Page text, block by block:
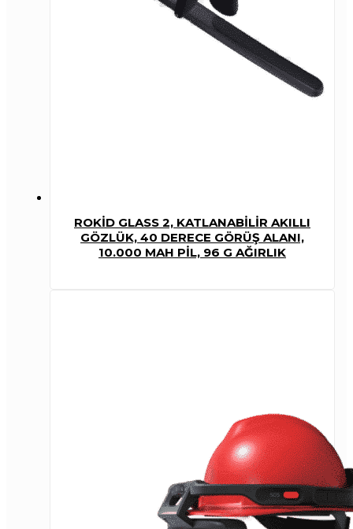
ROKID GLASS 2, KATLANABILIR AKILLI
GÖZLÜK, 40 DERECE GÖRÜŞ ALANI,
10.000 MAH PIL, 96 G AĞIRLIK